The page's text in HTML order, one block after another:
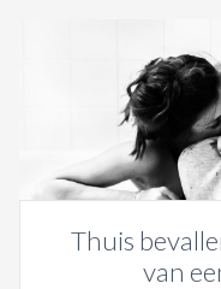
Thuis
van